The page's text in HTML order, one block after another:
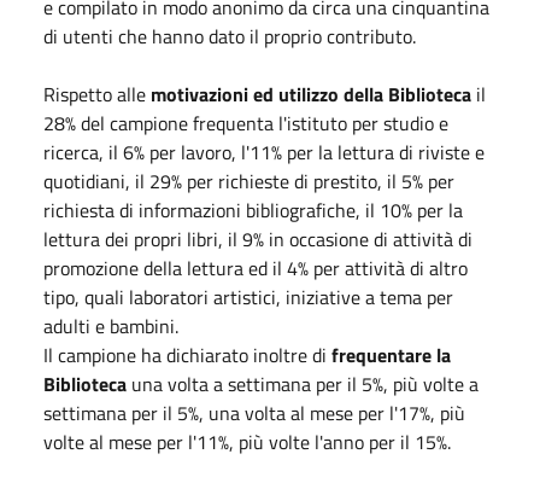
e compilato in modo anonimo da circa una cinquantina
di utenti che hanno dato il proprio contributo.
Rispetto alle motivazioni ed utilizzo della Biblioteca il
28% del campione frequenta l'istituto per studio e
ricerca, il 6% per lavoro, l'11% per la lettura di riviste e
quotidiani, il 29% per richieste di prestito, il 5% per
richiesta di informazioni bibliografiche, il 10% per la
lettura dei propri libri, il 9% in occasione di attività di
promozione della lettura ed il 4% per attività di altro
tipo, quali laboratori artistici, iniziative a tema per
adulti e bambini.
Il campione ha dichiarato inoltre di frequentare la
Biblioteca una volta a settimana per il 5%, più volte a
settimana per il 5%, una volta al mese per l'17%, più
volte al mese per l'11%, più volte l'anno per il 15%.